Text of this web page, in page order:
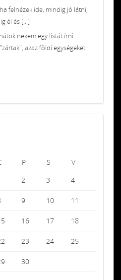
felnézek ide, mindig jó látni,
él és [...]
nekem egy listát írni
azaz földi egységeket
P S
V
2 3 4
9 10 11
16 17 18
23 24 25
30